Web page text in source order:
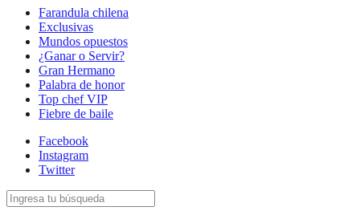
Farandula chilena
Exclusivas
Mundos opuestos
¿Ganar o Servir?
Gran Hermano
Palabra de honor
Top chef VIP
Fiebre de baile
Facebook
Instagram
Twitter